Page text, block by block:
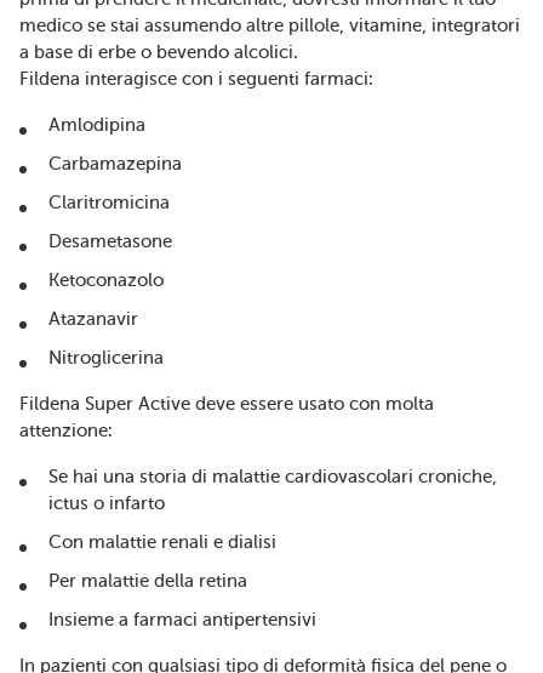
medico se stai assumendo altre pillole, vitamine, integratori
a base di erbe o bevendo alcolici.
Fildena interagisce con i seguenti farmaci:
Amlodipina
Carbamazepina
Claritromicina
Desametasone
Ketoconazolo
Atazanavir
Nitroglicerina
Fildena Super Active deve essere usato con molta
attenzione:
Se hai una storia di malattie cardiovascolari croniche,
ictus o infarto
Con malattie renali e dialisi
Per malattie della retina
Insieme a farmaci antipertensivi
In pazienti con qualsiasi tipo di deformità fisica del pene o